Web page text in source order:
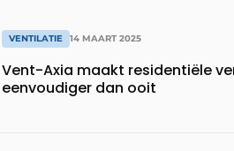
VENTILATIE 14 MAART 2025
Vent-Axia maakt residentiële
eenvoudiger dan ooit